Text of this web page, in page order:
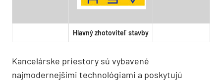
Hlavný zhotoviteľ stavby
Kancelárske priestory sú vybavené
najmodernejšími technológiami a poskytujú